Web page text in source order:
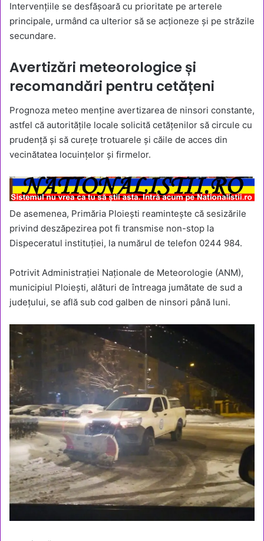
Intervențiile se desfășoară cu prioritate pe arterele
principale, urmând ca ulterior să se acționeze și pe străzile
secundare.
Avertizări meteorologice și
recomandări pentru cetățeni
Prognoza meteo menține avertizarea de ninsori constante,
astfel că autoritățile locale solicită cetățenilor să circule cu
prudență și să curețe trotuarele și căile de acces din
vecinătatea locuințelor și firmelor.
De asemenea, Primăria Ploiești reamintește că sesizările
privind deszăpezirea pot fi transmise non-stop la
Dispeceratul instituției, la numărul de telefon 0244 984.
Potrivit Administrației Naționale de Meteorologie (ANM),
municipiul Ploiești, alături de întreaga jumătate de sud a
județului, se află sub cod galben de ninsori până luni.